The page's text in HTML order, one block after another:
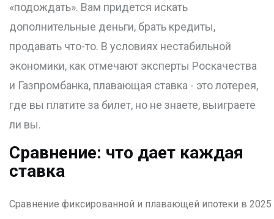
«подождать». Вам придется искать
дополнительные деньги, брать кредиты,
продавать что-то. В условиях нестабильной
экономики, как отмечают эксперты Роскачества
и Газпромбанка, плавающая ставка - это лотерея,
где вы платите за билет, но не знаете, выиграете
ли вы.
Сравнение: что дает каждая
ставка
Сравнение фиксированной и плавающей ипотеки в 2025